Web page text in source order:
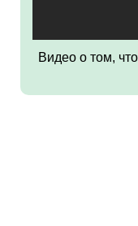
Видео о том,